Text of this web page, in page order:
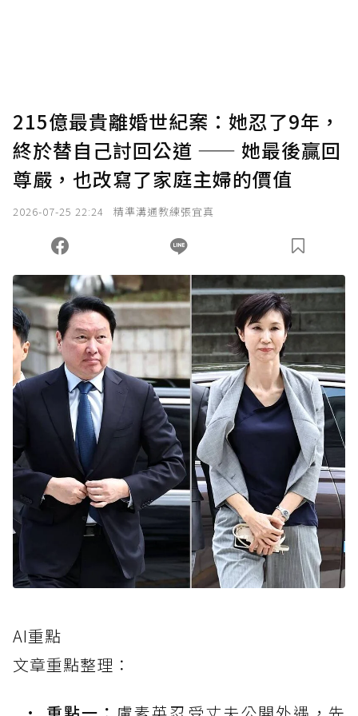
215億最貴離婚世紀案：她忍了9年，
終於替自己討回公道 —— 她最後贏回
尊嚴，也改寫了家庭主婦的價值
2026-07-25 22:24 精準溝通教練張宜真
AI重點
文章重點整理：